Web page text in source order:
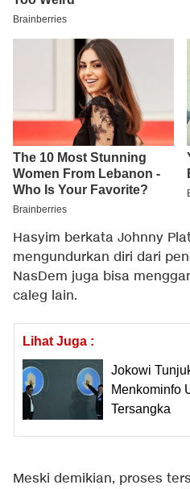
Hasyim berkata Johnny
mengundurkan diri dari
NasDem juga bisa
caleg lain.
Lihat Juga :
Jokowi
Menkominfo
Tersangka
Meski demikian, proses